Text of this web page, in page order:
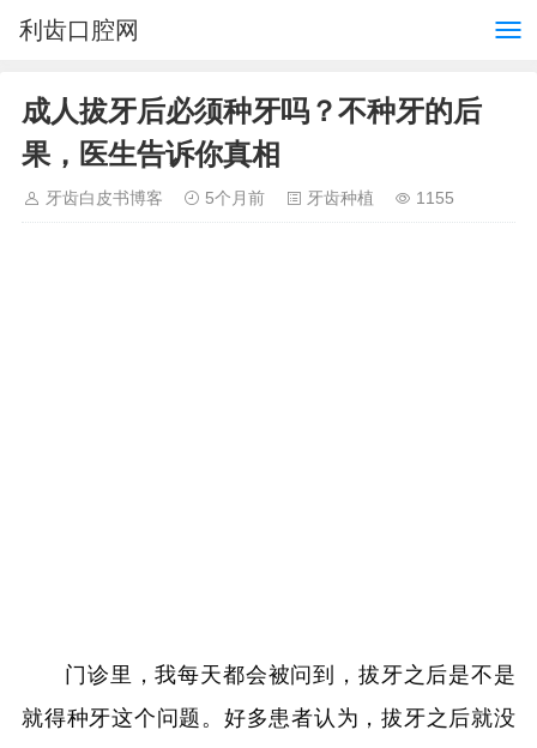
利齿口腔网
成人拔牙后必须种牙吗？不种牙的后
果，医生告诉你真相
牙齿白皮书博客 5个月前 牙齿种植 1155
门诊里，我每天都会被问到，拔牙之后是不是
就得种牙这个问题。好多患者认为，拔牙之后就没